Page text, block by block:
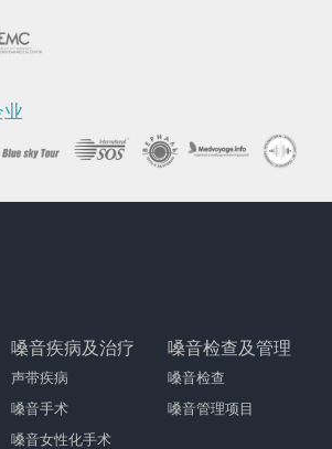
业
嗓音疾病及治疗
声带疾病
嗓音手术
嗓音女性化手术
嗓音检查及管理
嗓音检查
嗓音管理项目